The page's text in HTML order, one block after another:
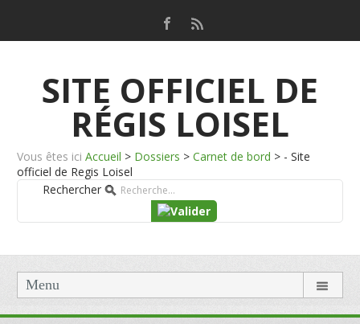
SITE OFFICIEL DE
RÉGIS LOISEL
Vous êtes ici Accueil > Dossiers > Carnet de bord > - Site
officiel de Regis Loisel
Rechercher
Menu